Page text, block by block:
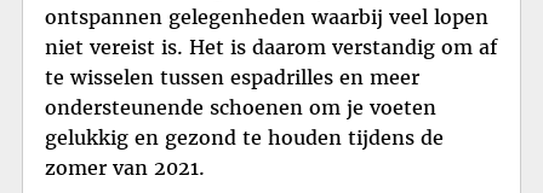
ontspannen gelegenheden waarbij veel lopen
niet vereist is. Het is daarom verstandig om af
te wisselen tussen espadrilles en meer
ondersteunende schoenen om je voeten
gelukkig en gezond te houden tijdens de
zomer van 2021.